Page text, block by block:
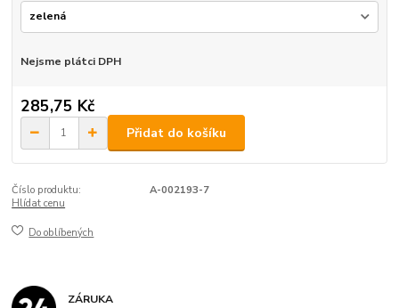
Nejsme plátci DPH
285,75 Kč
Přidat do košíku
Číslo produktu:
A-002193-7
Hlídat cenu
Do oblíbených
ZÁRUKA